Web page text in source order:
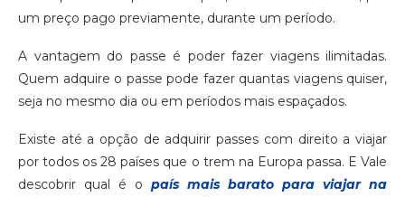
um preço pago previamente, durante um período.
A vantagem do passe é poder fazer viagens ilimitadas.
Quem adquire o passe pode fazer quantas viagens quiser,
seja no mesmo dia ou em períodos mais espaçados.
Existe até a opção de adquirir passes com direito a viajar
por todos os 28 países que o trem na Europa passa. E Vale
descobrir qual é o país mais barato para viajar na